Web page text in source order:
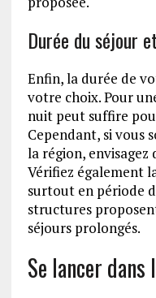
Durée du séjour
Enfin, la durée de
votre choix. Pour
nuit peut suffire
Cependant, si vous
la région, envisagez
Vérifiez également
surtout en période
structures
séjours prolongés.
Se lancer dans